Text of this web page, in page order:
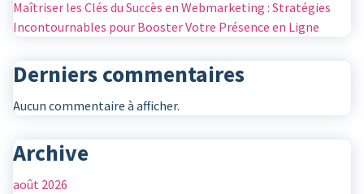
Maîtriser les Clés du Succès en Webmarketing : Stratégies
Incontournables pour Booster Votre Présence en Ligne
Derniers commentaires
Aucun commentaire à afficher.
Archive
août 2026